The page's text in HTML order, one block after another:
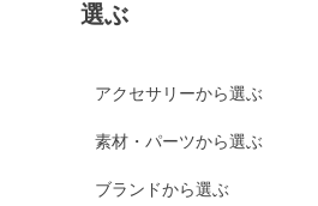
選ぶ
アクセサリーから選ぶ
素材・パーツから選ぶ
ブランドから選ぶ